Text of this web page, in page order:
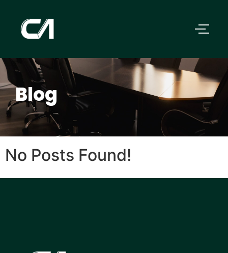
Blog
No Posts Found!